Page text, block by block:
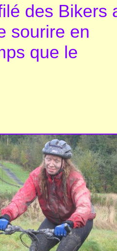
des Bikers
sourire en
que le